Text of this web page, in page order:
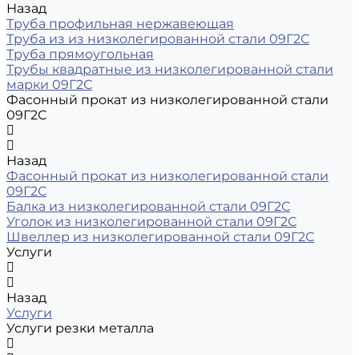
Назад
Труба профильная нержавеющая
Труба из из низколегированной стали 09Г2С
Труба прямоугольная
Трубы квадратные из низколегированной стали
марки 09Г2С
Фасонный прокат из низколегированной стали
09Г2С
Назад
Фасонный прокат из низколегированной стали
09Г2С
Балка из низколегированной стали 09Г2С
Уголок из низколегированной стали 09Г2С
Швеллер из низколегированной стали 09Г2С
Услуги
Назад
Услуги
Услуги резки металла